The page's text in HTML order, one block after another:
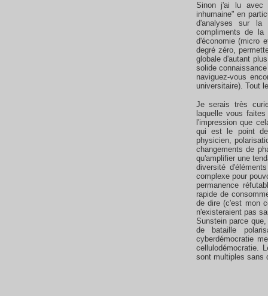
Sinon j'ai lu avec
inhumaine" en
d'analyses sur la
compliments de la
d'économie (micro
degré zéro,
globale d'autant
solide
naviguez-vous
universitaire). Tout
Je serais très
laquelle vous
l'impression que
qui est le point
physicien,
changements de
qu'amplifier une
diversité
complexe pour
permanence
rapide de
de dire (c'est mon
n'existeraient pas
Sunstein parce
de bataille
cyberdémocratie
cellulodémocratie.
sont multiples sans